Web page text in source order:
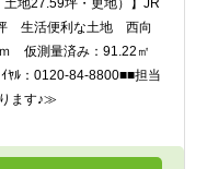
土地27.59坪・更地）】JR
生活便利な土地 西向
仮測量済み：91.22㎡
ﾔﾙ：0120-84-8800■■担当
ます♪≫